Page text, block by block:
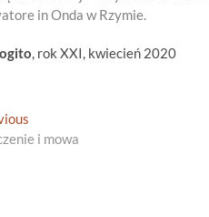
in Onda w Rzymie.
, rok XXI, kwiecień 2020
post:
i mowa